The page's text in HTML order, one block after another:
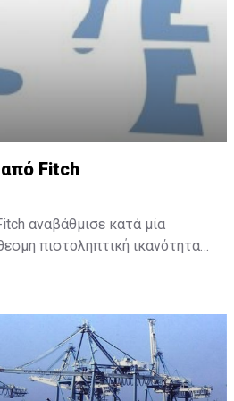
Fitch
αναβάθμισε κατά μία
πιστοληπτική ικανότητα
ότι αναβάθμισε την
από CCC και την Ελληνική σε B